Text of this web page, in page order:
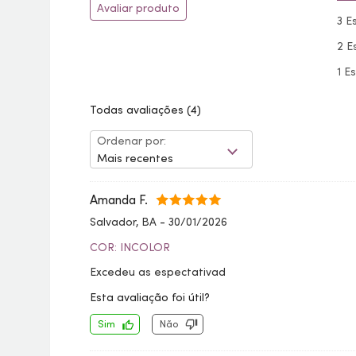
Avaliar produto
3
2
1
Todas avaliações (4)
Ordenar por:
Mais recentes
Amanda F.
Salvador, BA - 30/01/2026
COR: INCOLOR
Excedeu as espectativad
Esta avaliação foi útil?
Sim Não